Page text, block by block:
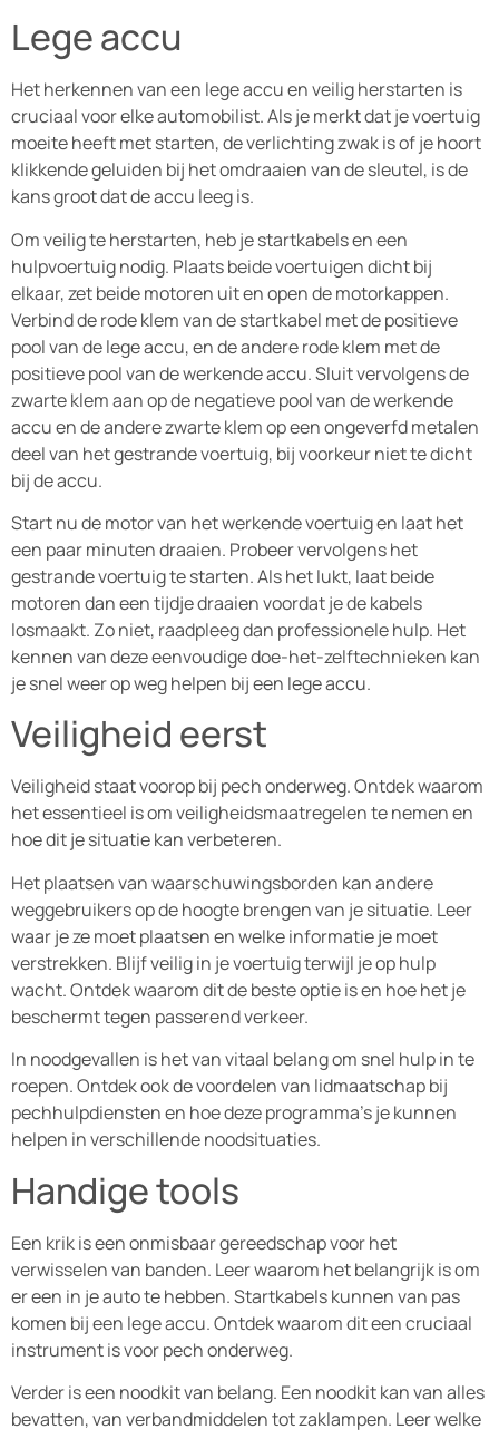
Lege accu
Het herkennen van een lege accu en veilig herstarten is
cruciaal voor elke automobilist. Als je merkt dat je voertuig
moeite heeft met starten, de verlichting zwak is of je hoort
klikkende geluiden bij het omdraaien van de sleutel, is de
kans groot dat de accu leeg is.
Om veilig te herstarten, heb je startkabels en een
hulpvoertuig nodig. Plaats beide voertuigen dicht bij
elkaar, zet beide motoren uit en open de motorkappen.
Verbind de rode klem van de startkabel met de positieve
pool van de lege accu, en de andere rode klem met de
positieve pool van de werkende accu. Sluit vervolgens de
zwarte klem aan op de negatieve pool van de werkende
accu en de andere zwarte klem op een ongeverfd metalen
deel van het gestrande voertuig, bij voorkeur niet te dicht
bij de accu.
Start nu de motor van het werkende voertuig en laat het
een paar minuten draaien. Probeer vervolgens het
gestrande voertuig te starten. Als het lukt, laat beide
motoren dan een tijdje draaien voordat je de kabels
losmaakt. Zo niet, raadpleeg dan professionele hulp. Het
kennen van deze eenvoudige doe-het-zelftechnieken kan
je snel weer op weg helpen bij een lege accu.
Veiligheid eerst
Veiligheid staat voorop bij pech onderweg. Ontdek waarom
het essentieel is om veiligheidsmaatregelen te nemen en
hoe dit je situatie kan verbeteren.
Het plaatsen van waarschuwingsborden kan andere
weggebruikers op de hoogte brengen van je situatie. Leer
waar je ze moet plaatsen en welke informatie je moet
verstrekken. Blijf veilig in je voertuig terwijl je op hulp
wacht. Ontdek waarom dit de beste optie is en hoe het je
beschermt tegen passerend verkeer.
In noodgevallen is het van vitaal belang om snel hulp in te
roepen. Ontdek ook de voordelen van lidmaatschap bij
pechhulpdiensten en hoe deze programma’s je kunnen
helpen in verschillende noodsituaties.
Handige tools
Een krik is een onmisbaar gereedschap voor het
verwisselen van banden. Leer waarom het belangrijk is om
er een in je auto te hebben. Startkabels kunnen van pas
komen bij een lege accu. Ontdek waarom dit een cruciaal
instrument is voor pech onderweg.
Verder is een noodkit van belang. Een noodkit kan van alles
bevatten, van verbandmiddelen tot zaklampen. Leer welke